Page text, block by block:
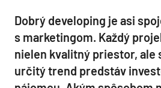
Dobrý developing je asi
s marketingom. Každý
nielen kvalitný priestor, ale
určitý trend predstáv